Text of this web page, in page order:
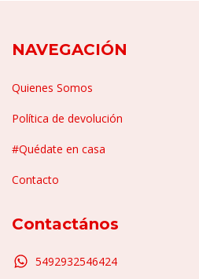
NAVEGACIÓN
Quienes Somos
Política de devolución
#Quédate en casa
Contacto
Contactános
5492932546424